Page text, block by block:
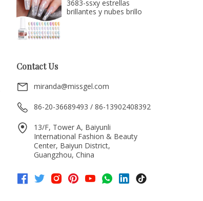
3683-ssxy estrellas
brillantes y nubes brillo
Contact Us
miranda@missgel.com
86-20-36689493 / 86-13902408392
13/F, Tower A, Baiyunli
International Fashion & Beauty
Center, Baiyun District,
Guangzhou, China